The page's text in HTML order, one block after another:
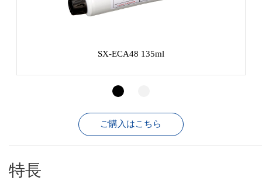
SX-ECA48 135ml
ご購入はこちら
特長